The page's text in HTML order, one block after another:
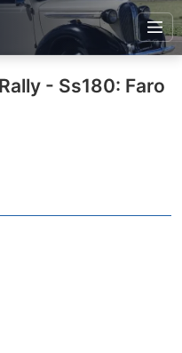
- Ss180: Faro